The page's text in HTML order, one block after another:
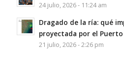
24 julio, 2026 - 11:24 am
Dragado de la ría: qué
proyectada por el
21 julio, 2026 - 2:26 pm